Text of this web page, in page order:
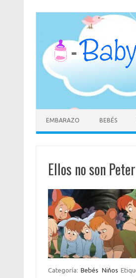
Saltar
EMBARAZO BEBÉS
Ellos no son
Categoría: Bebés Niños